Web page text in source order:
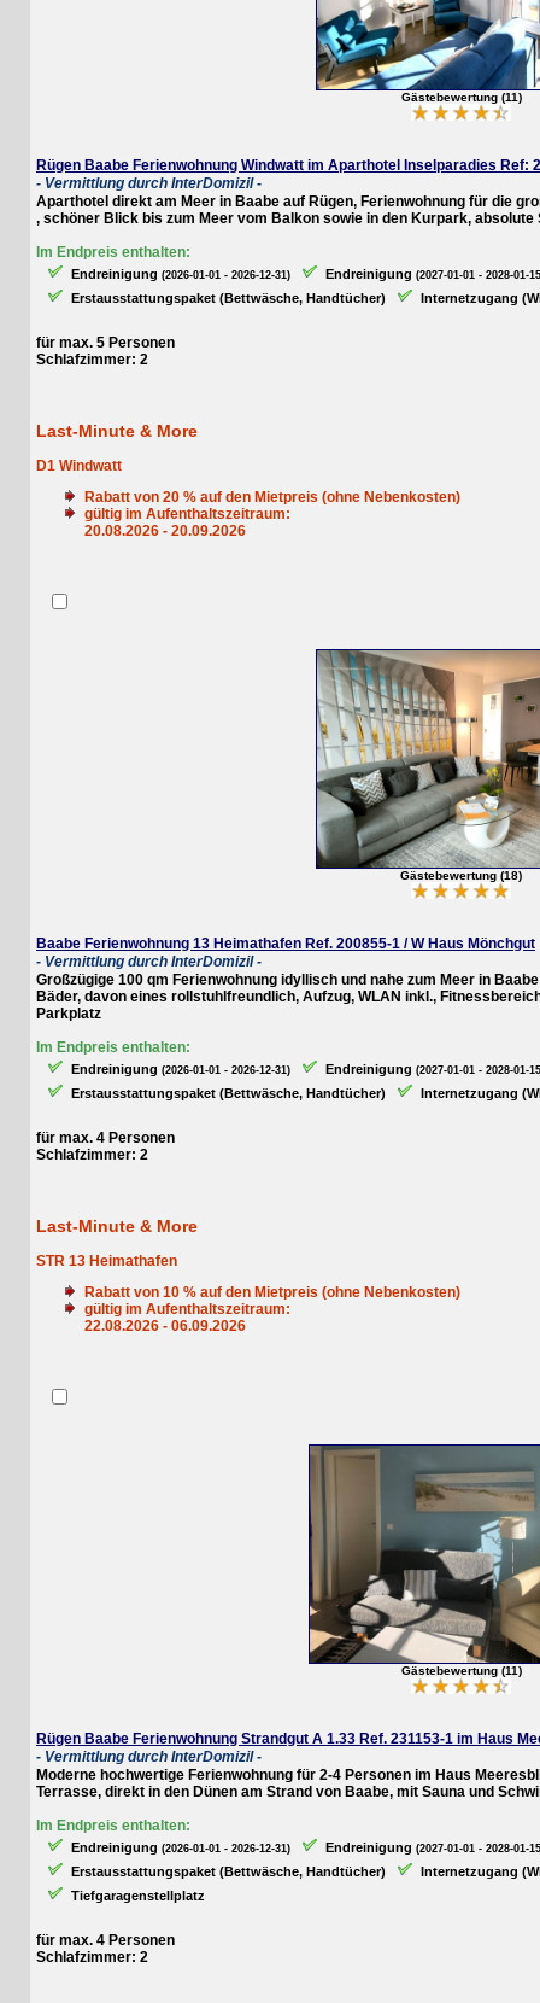
Gästebewertung (11)
Rügen Baabe Ferienwohnung Windwatt im Aparthotel Inselparadies Ref:
- Vermittlung durch InterDomizil -
Aparthotel direkt am Meer in Baabe auf Rügen, Ferienwohnung für die große
, schöner Blick bis zum Meer vom Balkon sowie in den Kurpark, absolute
Im Endpreis enthalten:
Endreinigung(2026-01-01 - 2026-12-31) Endreinigung(2027-01-01 - 2028-01-15)
Erstausstattungspaket (Bettwäsche, Handtücher) Internetzugang (WLAN)
für max. 5 Personen
Schlafzimmer: 2
Last-Minute & More
D1 Windwatt
Rabatt von 20% auf den Mietpreis (ohne Nebenkosten)
gültig im Aufenthaltszeitraum:
20.08.2026 - 20.09.2026
Gästebewertung (18)
Baabe Ferienwohnung 13 Heimathafen Ref. 200855-1 / W Haus Mönchgut
- Vermittlung durch InterDomizil -
Großzügige 100 qm Ferienwohnung idyllisch und nahe zum Meer in Baabe
Bäder, davon eines rollstuhlfreundlich, Aufzug, WLAN inkl., Fitnessbereich
Parkplatz
Im Endpreis enthalten:
Endreinigung(2026-01-01 - 2026-12-31) Endreinigung(2027-01-01 - 2028-01-15)
Erstausstattungspaket (Bettwäsche, Handtücher) Internetzugang (WLAN)
für max. 4 Personen
Schlafzimmer: 2
Last-Minute & More
STR 13 Heimathafen
Rabatt von 10% auf den Mietpreis (ohne Nebenkosten)
gültig im Aufenthaltszeitraum:
22.08.2026 - 06.09.2026
Gästebewertung (11)
Rügen Baabe Ferienwohnung Strandgut A 1.33 Ref. 231153-1 im Haus
- Vermittlung durch InterDomizil -
Moderne hochwertige Ferienwohnung für 2-4 Personen im Haus
Terrasse, direkt in den Dünen am Strand von Baabe, mit Sauna und
Im Endpreis enthalten:
Endreinigung(2026-01-01 - 2026-12-31) Endreinigung(2027-01-01 - 2028-01-15)
Erstausstattungspaket (Bettwäsche, Handtücher)
Internetzugang (WLAN)
Tiefgaragenstellplatz
für max. 4 Personen
Schlafzimmer: 2